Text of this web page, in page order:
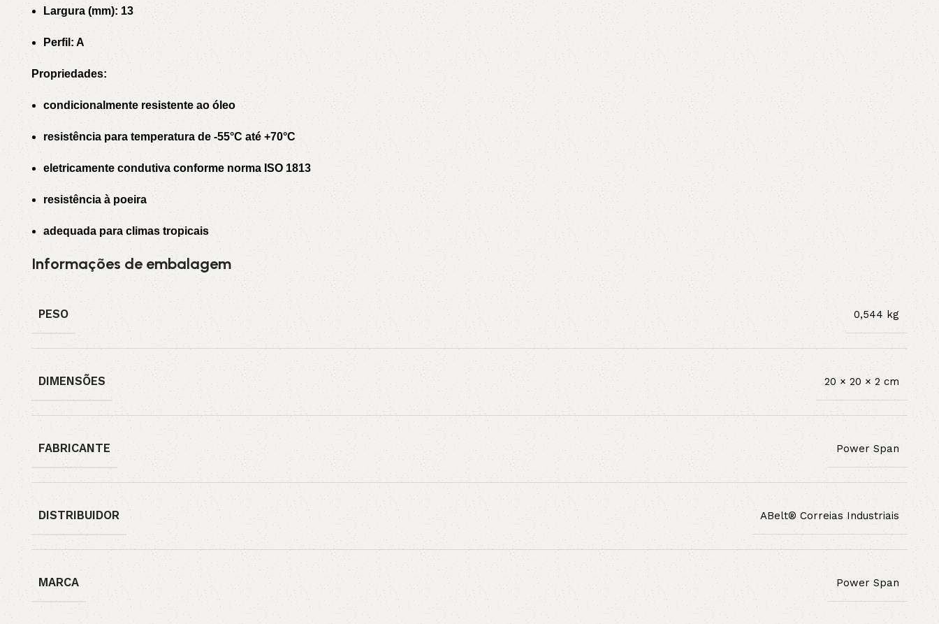
Largura (mm): 13
Perfil: A
Propriedades:
condicionalmente resistente ao óleo
resistência para temperatura de -55°C até +70°C
eletricamente condutiva conforme norma ISO 1813
resistência à poeira
adequada para climas tropicais
Informações de embalagem
PESO 0,544 kg
DIMENSÕES 20 × 20 × 2 cm
FABRICANTE Power Span
DISTRIBUIDOR ABelt® Correias Industriais
MARCA Power Span